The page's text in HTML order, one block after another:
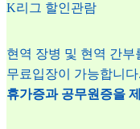
K리그 할인관람
현역 장병 및 현역 간부
무료입장이 가능합니다.
휴가증과 공무원증을